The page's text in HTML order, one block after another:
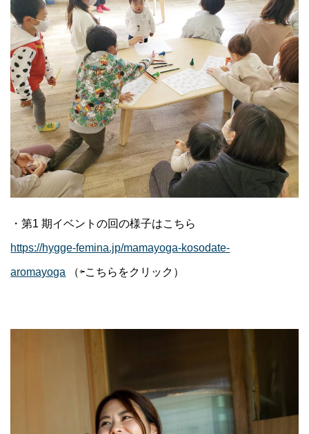
・第1 期イベントの回の様子はこちら
https://hygge-femina.jp/mamayoga-kosodate-
aromayoga （⇦こちらをクリック）